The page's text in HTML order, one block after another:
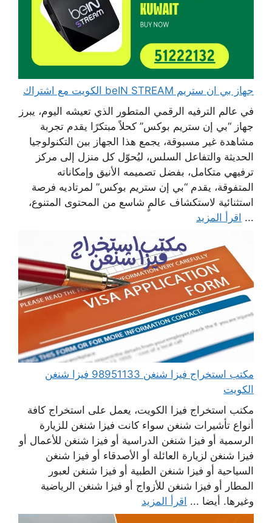
جهاز بي ان ستريم beIN STREAM الكويت مع اشتراك
في عالم الترفيه الرقمي المتطور الذي تعيشه اليوم، يبرز
جهاز “بي إن ستريم بوكس” كحلاً مبتكرًا يقدم تجربة
مشاهدة غير مسبوقة، يجمع هذا الجهاز بين التكنولوجيا
الحديثة والتفاعل السلس، ليُحوّل كل منزل إلى مركز
ترفيهي متكامل، بفضل تصميمه الأنيق وإمكاناته
المتفوقة، يقدم “بي إن ستريم بوكس” لمرتاديه فرصة
استثنائية لاستكشاف عالمٍ شاسع من المحتوى المتنوع،
... اقرأ المزيد
مكتب استخراج فيزا شنغن 98951133 فيزا شنغن
الكويت
مكتب استخراج فيزا الكويت، يعمل على استخراج كافة
أنواع تأشيرات شنغن سواء كانت فيزا شنغن للزيارة
الرسمية أو فيزا شنغن الدراسية أو فيزا شنغن للأعمال أو
فيزا شنغن لزيارة العائلة أو الأصدقاء أو فيزا شنغن
السياحية أو فيزا شنغن الطبية أو فيزا شنغن لعبور
المطار أو فيزا شنغن للأزواج أو فيزا شنغن الرياضية
وغيرها. أيضا ... اقرأ المزيد